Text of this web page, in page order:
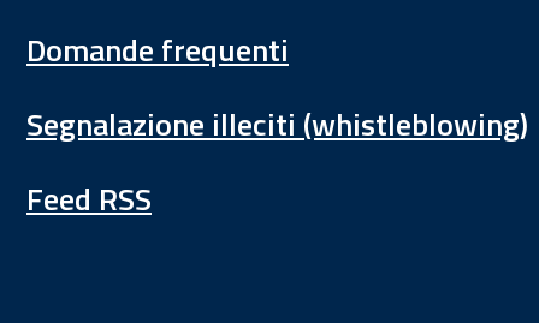
Domande frequenti
Segnalazione illeciti (whistleblowing)
Feed RSS